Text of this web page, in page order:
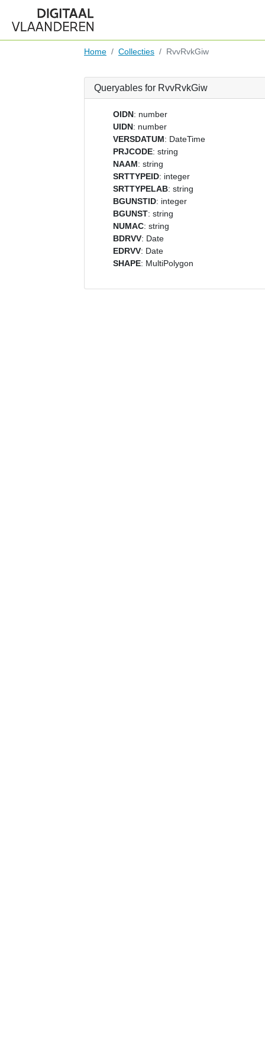
Home Collecties RvvRvkGiw
Queryables for RvvRvkGiw
OIDN: number
UIDN: number
VERSDATUM: DateTime
PRJCODE: string
NAAM: string
SRTTYPEID: integer
SRTTYPELAB: string
BGUNSTID: integer
BGUNST: string
NUMAC: string
BDRVV: Date
EDRVV: Date
SHAPE: MultiPolygon